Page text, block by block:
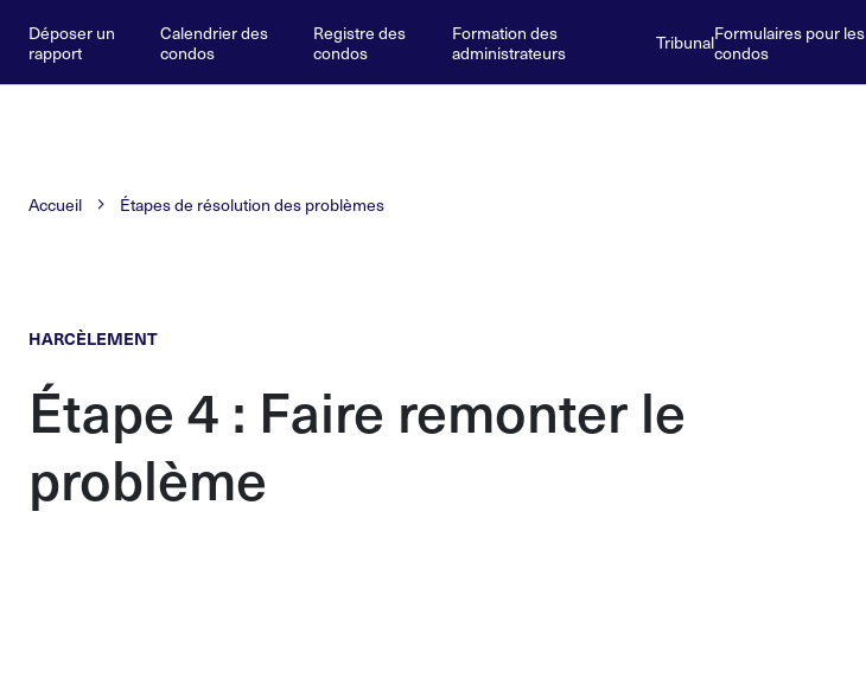
Déposer un
rapport
Calendrier des
condos
Registre des
condos
Formation des
administrateurs
TribunalFormulaires pour les
condos
Accueil Étapes de résolution des problèmes
HARCÈLEMENT
Étape 4 : Faire remonter le
problème